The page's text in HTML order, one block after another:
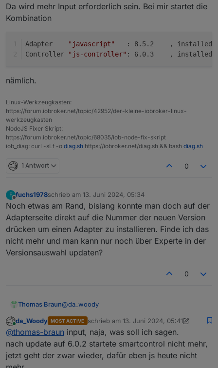
Da wird mehr Input erforderlich sein. Bei mir startet die
Kombination
Adapter "javascript"
: 8.5.2    , installed
Controller
"js-controller" : 6.0.3    , installed
nämlich.
Linux-Werkzeugkasten:
https://forum.iobroker.net/topic/42952/der-kleine-iobroker-linux-
werkzeugkasten
NodeJS Fixer Skript:
https://forum.iobroker.net/topic/68035/iob-node-fix-skript
iob_diag: curl -sLf -o diag.sh https://iobroker.net/diag.sh && bash diag.sh
1 Antwort 0
F
Offline
fuchs1978schrieb am 13. Juni 2024, 05:34
zuletzt editiert von
Noch etwas am Rand, bislang konnte man doch auf der
Adapterseite direkt auf die Nummer der neuen Version
drücken um einen Adapter zu installieren. Finde ich das
nicht mehr und man kann nur noch über Experte in der
Versionsauswahl updaten?
0
Thomas Braun@da_woody
Da wird mehr Input erforderlich sein. Bei mir
startet die Kombination
Adapter    "javascript"   : 8.5.2    ,
nämlich.
Online
da_Woody MOST ACTIVE schrieb am 13. Juni 2024, 05:41
zuletzt editiert von da_Woody
@thomas-braun input, naja, was soll ich sagen.
nach update auf 6.0.2 startete smartcontrol nicht mehr,
jetzt geht der zwar wieder, dafür eben js heute nicht